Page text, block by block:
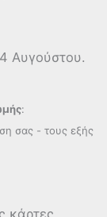
Αυγούστου.
:
σας - τους εξής